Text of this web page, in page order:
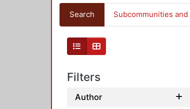
Search Subcommunities
Filters
Author